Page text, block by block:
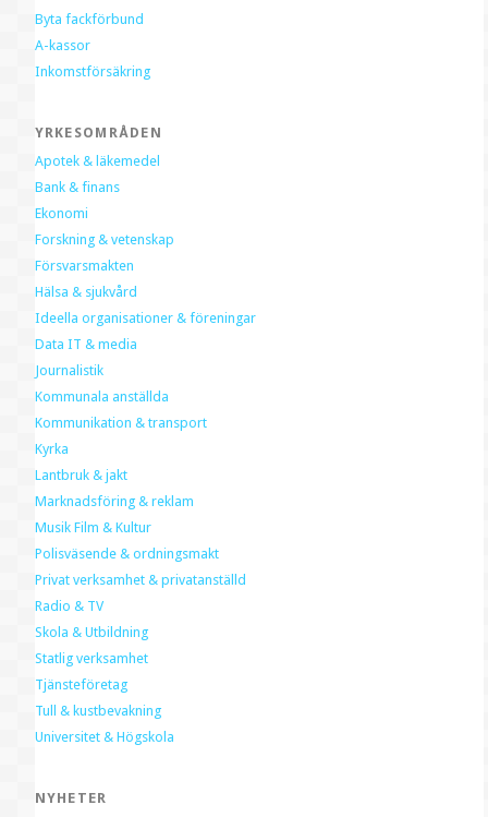
Byta fackförbund
A-kassor
Inkomstförsäkring
YRKESOMRÅDEN
Apotek & läkemedel
Bank & finans
Ekonomi
Forskning & vetenskap
Försvarsmakten
Hälsa & sjukvård
Ideella organisationer & föreningar
Data IT & media
Journalistik
Kommunala anställda
Kommunikation & transport
Kyrka
Lantbruk & jakt
Marknadsföring & reklam
Musik Film & Kultur
Polisväsende & ordningsmakt
Privat verksamhet & privatanställd
Radio & TV
Skola & Utbildning
Statlig verksamhet
Tjänsteföretag
Tull & kustbevakning
Universitet & Högskola
NYHETER